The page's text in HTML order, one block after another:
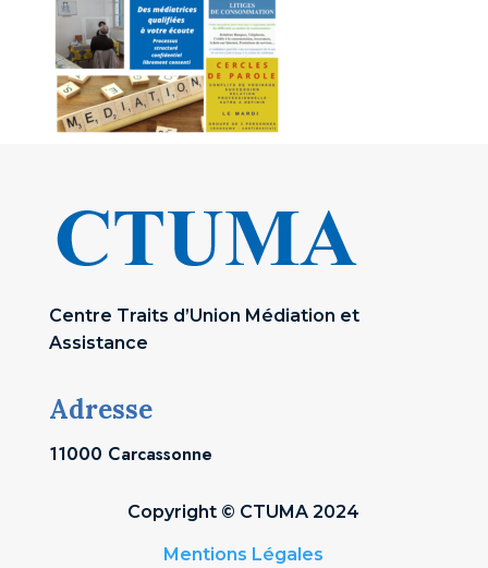
Centre Traits d’Union Médiation et
Assistance
Adresse
11000 Carcassonne
Copyright © CTUMA 2024
Mentions Légales